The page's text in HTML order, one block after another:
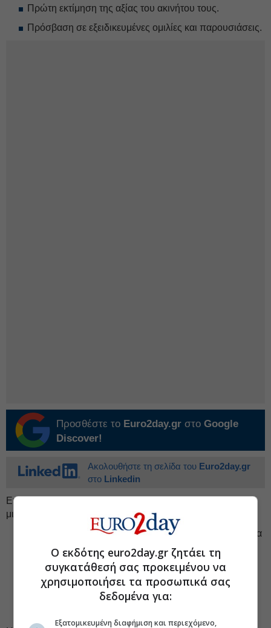
Πρώτη εκτίμηση της αξίας του ακινήτου τους.
Πρόσβαση σε εξειδικευμένες ομιλίες και παρουσιάσεις.
Προσθέστε το Euro2day.gr στο Google
Discover!
Ακολουθήστε τη σελίδα του Euro2day.gr
στο Linkedin
Επιπλέον, η ενότητα Green Home Experience προσφέρει
μια μοναδική εμπειρία κατοικίας, αναδεικνύοντας:
Smart Home τεχνολογία: Προσαρμογή στις ανάγκες για
απόλυτη ευεξία.
Modern Design: Αρχιτεκτονική λειτουργικότητα και
αισθητική.
Sustainable Materials: Χρήση φυσικών και βιώσιμων
Ο εκδότης euro2day.gr ζητάει τη
συγκατάθεσή σας προκειμένου να
χρησιμοποιήσει τα προσωπικά σας
δεδομένα για:
Εξατομικευμένη διαφήμιση και περιεχόμενο,